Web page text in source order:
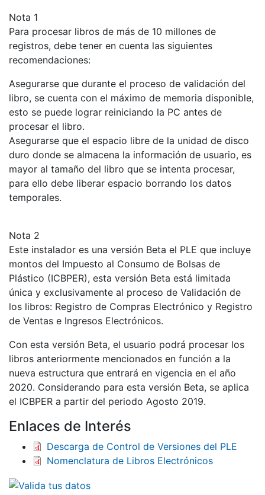
Nota 1
Para procesar libros de más de 10 millones de
registros, debe tener en cuenta las siguientes
recomendaciones:
Asegurarse que durante el proceso de validación del
libro, se cuenta con el máximo de memoria disponible,
esto se puede lograr reiniciando la PC antes de
procesar el libro.
Asegurarse que el espacio libre de la unidad de disco
duro donde se almacena la información de usuario, es
mayor al tamaño del libro que se intenta procesar,
para ello debe liberar espacio borrando los datos
temporales.
Nota 2
Este instalador es una versión Beta el PLE que incluye
montos del Impuesto al Consumo de Bolsas de
Plástico (ICBPER), esta versión Beta está limitada
única y exclusivamente al proceso de Validación de
los libros: Registro de Compras Electrónico y Registro
de Ventas e Ingresos Electrónicos.
Con esta versión Beta, el usuario podrá procesar los
libros anteriormente mencionados en función a la
nueva estructura que entrará en vigencia en el año
2020. Considerando para esta versión Beta, se aplica
el ICBPER a partir del periodo Agosto 2019.
Enlaces de Interés
Descarga de Control de Versiones del PLE
Nomenclatura de Libros Electrónicos